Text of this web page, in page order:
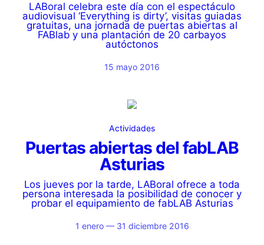
LABoral celebra este día con el espectáculo
audiovisual ‘Everything is dirty’, visitas guiadas
gratuitas, una jornada de puertas abiertas al
FABlab y una plantación de 20 carbayos
autóctonos
15 mayo 2016
Actividades
Puertas abiertas del fabLAB
Asturias
Los jueves por la tarde, LABoral ofrece a toda
persona interesada la posibilidad de conocer y
probar el equipamiento de fabLAB Asturias
1 enero — 31 diciembre 2016